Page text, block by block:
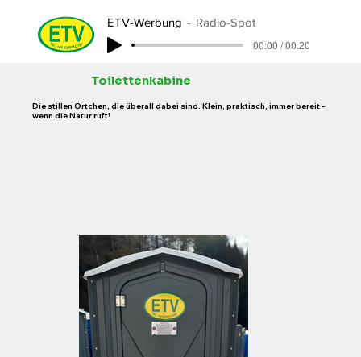
ETV-Werbung
Radio-Spot
00:00 / 00:20
Die stillen Örtchen, die überall dabei sind. Klein, praktisch, immer bereit -
wenn die Natur ruft!
Toilettenkabine